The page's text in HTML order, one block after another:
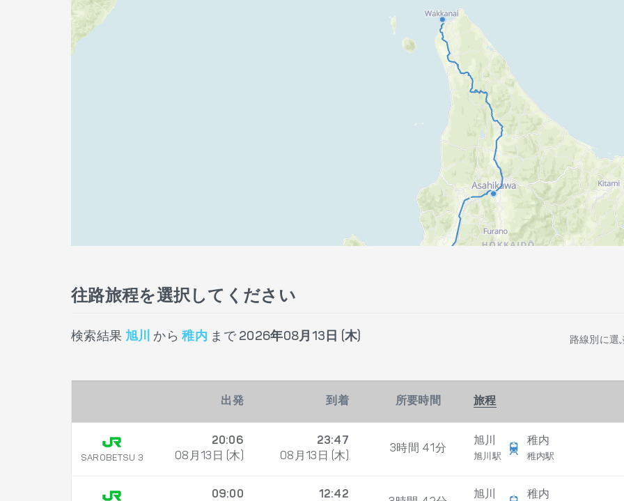
往路旅程を選択してください
検索結果 旭川 から稚内 まで 2026年08月13日 (木) 路線別に選
出発 到着 所要時間 旅程
SAROBETSU 3
20:06
08月13日 (木)
23:47
08月13日 (木)
3時間 41分
旭川
旭川駅
稚内
稚内駅
09:00
12:42
旭川 稚内